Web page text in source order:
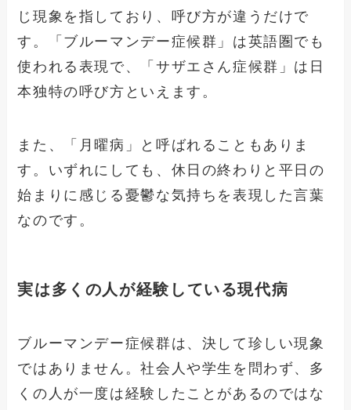
じ現象を指しており、呼び方が違うだけで
す。「ブルーマンデー症候群」は英語圏でも
使われる表現で、「サザエさん症候群」は日
本独特の呼び方といえます。
また、「月曜病」と呼ばれることもありま
す。いずれにしても、休日の終わりと平日の
始まりに感じる憂鬱な気持ちを表現した言葉
なのです。
実は多くの人が経験している現代病
ブルーマンデー症候群は、決して珍しい現象
ではありません。社会人や学生を問わず、多
くの人が一度は経験したことがあるのではな